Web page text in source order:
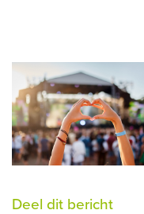
Deel dit bericht